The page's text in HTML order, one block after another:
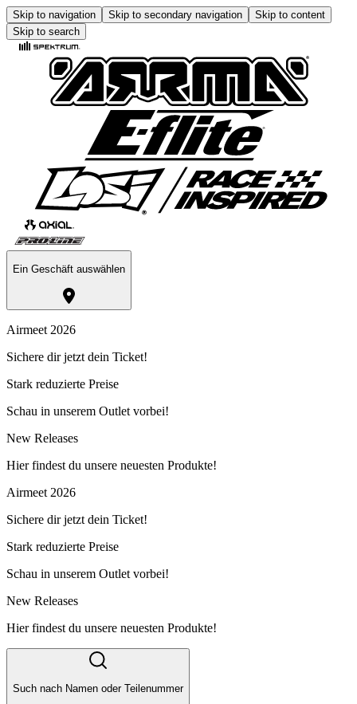
Skip to navigation Skip to secondary navigation
Skip to content
Skip to search
Ein Geschäft auswählen
Airmeet 2026
Sichere dir jetzt dein Ticket!
Stark reduzierte Preise
Schau in unserem Outlet vorbei!
New Releases
Hier findest du unsere neuesten Produkte!
Airmeet 2026
Sichere dir jetzt dein Ticket!
Stark reduzierte Preise
Schau in unserem Outlet vorbei!
New Releases
Hier findest du unsere neuesten Produkte!
Such nach Namen oder Teilenummer